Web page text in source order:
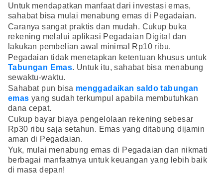
Untuk mendapatkan manfaat dari investasi emas,
sahabat bisa mulai menabung emas di Pegadaian.
Caranya sangat praktis dan mudah. Cukup buka
rekening melalui aplikasi Pegadaian Digital dan
lakukan pembelian awal minimal Rp10 ribu.
Pegadaian tidak menetapkan ketentuan khusus untuk
Tabungan Emas. Untuk itu, sahabat bisa menabung
sewaktu-waktu.
Sahabat pun bisa menggadaikan saldo tabungan
emas yang sudah terkumpul apabila membutuhkan
dana cepat.
Cukup bayar biaya pengelolaan rekening sebesar
Rp30 ribu saja setahun. Emas yang ditabung dijamin
aman di Pegadaian.
Yuk, mulai menabung emas di Pegadaian dan nikmati
berbagai manfaatnya untuk keuangan yang lebih baik
di masa depan!